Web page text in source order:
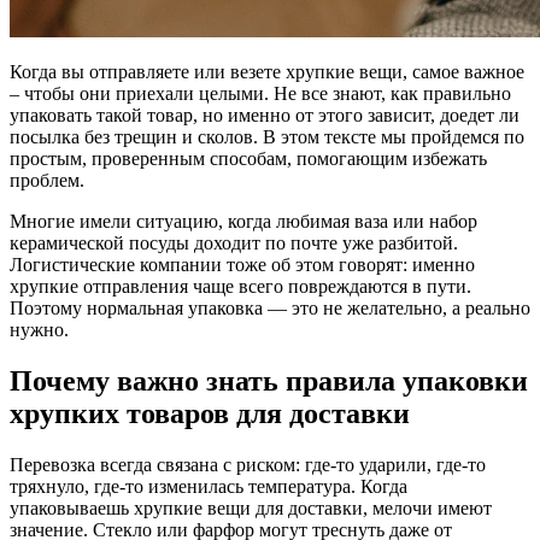
Когда вы отправляете или везете хрупкие вещи, самое важное
– чтобы они приехали целыми. Не все знают, как правильно
упаковать такой товар, но именно от этого зависит, доедет ли
посылка без трещин и сколов. В этом тексте мы пройдемся по
простым, проверенным способам, помогающим избежать
проблем.
Многие имели ситуацию, когда любимая ваза или набор
керамической посуды доходит по почте уже разбитой.
Логистические компании тоже об этом говорят: именно
хрупкие отправления чаще всего повреждаются в пути.
Поэтому нормальная упаковка — это не желательно, а реально
нужно.
Почему важно знать правила упаковки
хрупких товаров для доставки
Перевозка всегда связана с риском: где-то ударили, где-то
тряхнуло, где-то изменилась температура. Когда
упаковываешь хрупкие вещи для доставки, мелочи имеют
значение. Стекло или фарфор могут треснуть даже от